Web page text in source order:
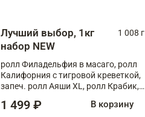
Лучший выбор, 1кг
набор NEW
1 008 г
ролл Филадельфия в масаго, ролл
Калифорния с тигровой креветкой,
запеч. ролл Аяши XL, ролл Крабик,
1 499 ₽ В корзину